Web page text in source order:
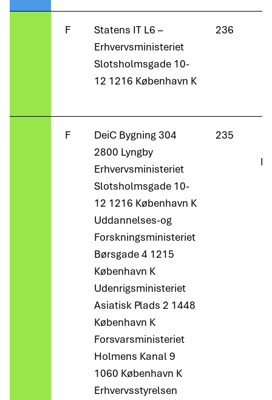
F
Statens IT L6 –
Erhvervsministeriet
Slotsholmsgade 10-
12 1216 København K
236
F
DeiC Bygning 304
2800 Lyngby
Erhvervsministeriet
Slotsholmsgade 10-
12 1216 København K
Uddannelses-og
Forskningsministeriet
Børsgade 4 1215
København K
Udenrigsministeriet
Asiatisk Plads 2 1448
København K
Forsvarsministeriet
Holmens Kanal 9
1060 København K
Erhvervsstyrelsen
235